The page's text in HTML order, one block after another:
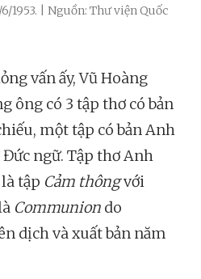
1953. | Nguồn: Thư viện Quốc
vấn ấy, Vũ Hoàng
ông có 3 tập thơ có bản
một tập có bản Anh
ngữ. Tập thơ Anh
tập Cảm thôngvới
Communion do
dịch và xuất bản năm